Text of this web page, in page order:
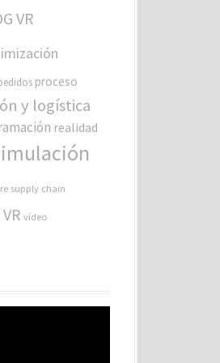
VR
proceso
y logística
realidad
supply chain
VR vídeo